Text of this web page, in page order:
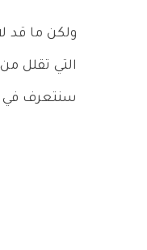
ولكن ما قد
التي تقلل
سنتعرف في